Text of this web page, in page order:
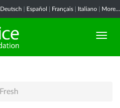
Deutsch Español Français Italiano More...